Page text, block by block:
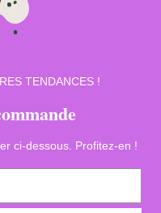
TENDANCES !
ci-dessous. Profitez-en !